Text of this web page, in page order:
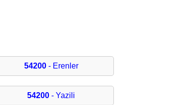
54200- Erenler
54200 - Yazili